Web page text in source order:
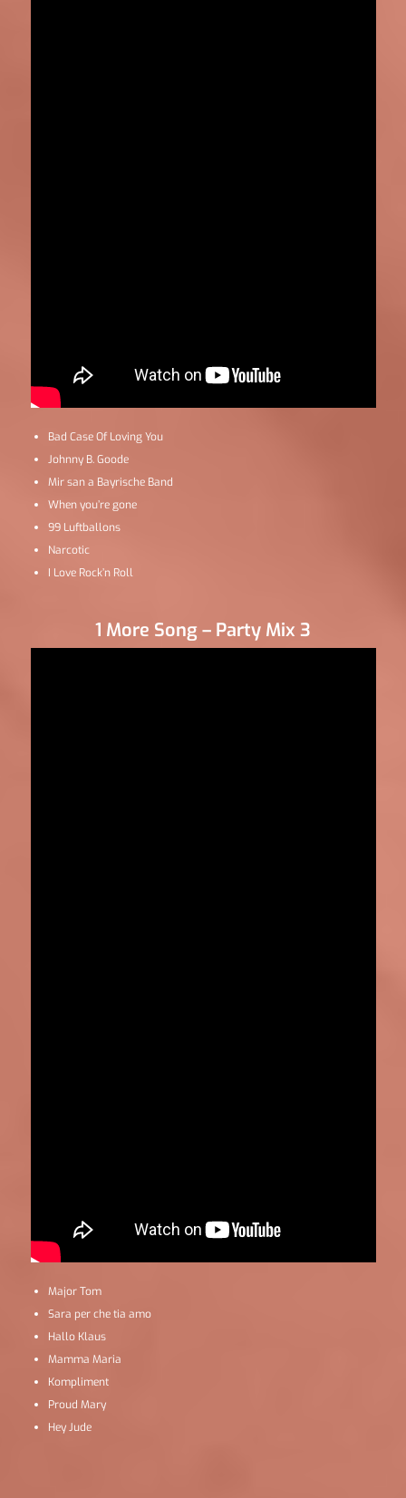
Bad Case Of Loving You
Johnny B. Goode
Mir san a Bayrische Band
When you’re gone
99 Luftballons
Narcotic
I Love Rock’n Roll
1 More Song – Party Mix 3
Major Tom
Sara per che tia amo
Hallo Klaus
Mamma Maria
Kompliment
Proud Mary
Hey Jude